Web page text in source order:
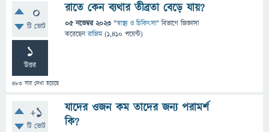
0
টি ভোট
1
উত্তর
483 বার দেখা হয়েছে
রাতে কেন ব্যথার তীব্রতা বেড়ে যায়?
05 নভেম্বর 2023 "স্বাস্থ্য ও চিকিৎসা" বিভাগে জিজ্ঞাসা
করেছেনরাজিম (1,410 পয়েন্ট)
+1
টি ভোট
যাদের ওজন কম তাদের জন্য পরামর্শ
কি?